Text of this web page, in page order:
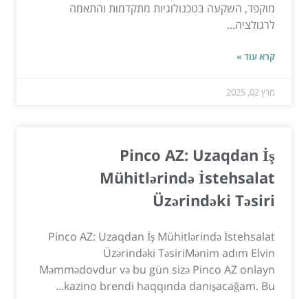
מוקפד, השקעה בטכנולוגיות מתקדמות והתאמה
לרגולציה...
קרא עוד »
מרץ 02, 2025
Pinco AZ: Uzaqdan İş
Mühitlərində İstehsalat
Üzərindəki Təsiri
Pinco AZ: Uzaqdan İş Mühitlərində İstehsalat
Üzərindəki TəsiriMənim adım Elvin
Məmmədovdur və bu gün sizə Pinco AZ onlayn
kazino brendi haqqında danışacağam. Bu...